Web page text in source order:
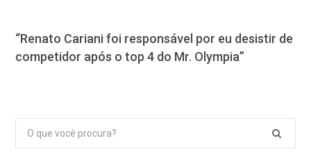
“Renato Cariani foi responsável por eu desistir de
competidor após o top 4 do Mr. Olympia”
Pesquisar
por: